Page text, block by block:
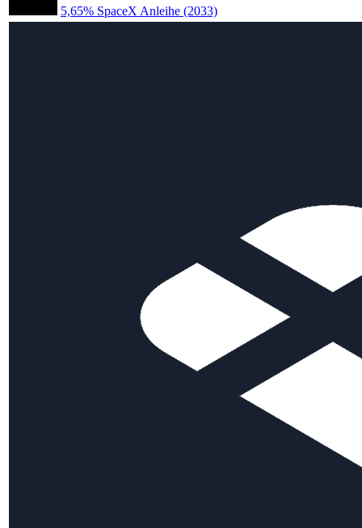
5,65% SpaceX Anleihe (2033)